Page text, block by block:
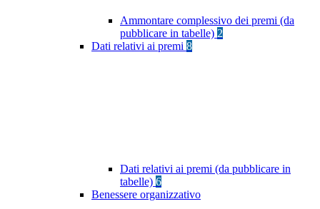
Ammontare complessivo dei premi (da
pubblicare in tabelle) 2
Dati relativi ai premi 8
Dati relativi ai premi (da pubblicare in
tabelle) 6
Benessere organizzativo